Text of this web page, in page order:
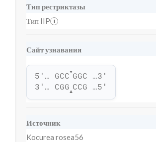
Тип рестриктазы
Тип IIP
i
Сайт узнавания
5'… GCC
▼
GGC …3'
3'… CGG▲CCG …5'
Источник
Kocurea rosea56